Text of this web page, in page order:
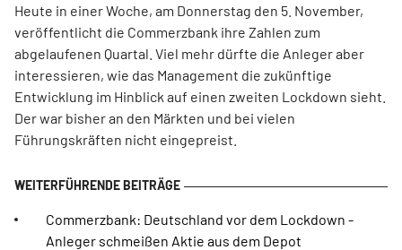
Heute in einer Woche, am Donnerstag den 5. November,
veröffentlicht die Commerzbank ihre Zahlen zum
abgelaufenen Quartal. Viel mehr dürfte die Anleger aber
interessieren, wie das Management die zukünftige
Entwicklung im Hinblick auf einen zweiten Lockdown sieht.
Der war bisher an den Märkten und bei vielen
Führungskräften nicht eingepreist.
Commerzbank: Deutschland vor dem Lockdown -
Anleger schmeißen Aktie aus dem Depot